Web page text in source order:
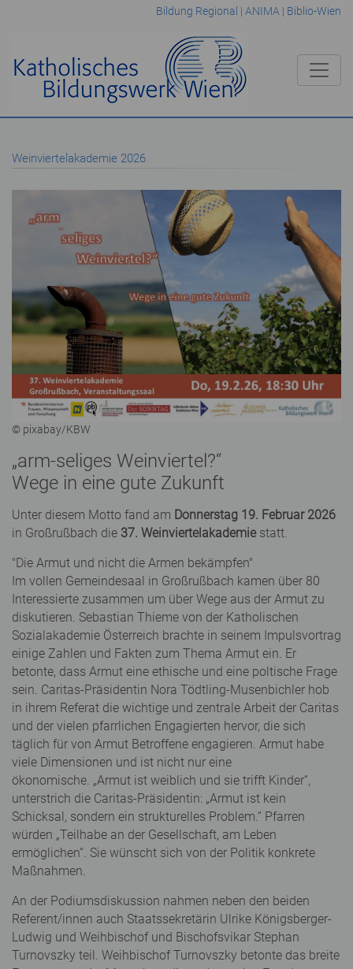
Bildung Regional | ANIMA | Biblio-Wien
Weinviertelakademie 2026
© pixabay/KBW
„arm-seliges Weinviertel?“
Wege in eine gute Zukunft
Unter diesem Motto fand am Donnerstag 19. Februar 2026
in Großrußbach die 37. Weinviertelakademiestatt.
"Die Armut und nicht die Armen bekämpfen"
Im vollen Gemeindesaal in Großrußbach kamen über 80
Interessierte zusammen um über Wege aus der Armut zu
diskutieren. Sebastian Thieme von der Katholischen
Sozialakademie Österreich brachte in seinem Impulsvortrag
einige Zahlen und Fakten zum Thema Armut ein. Er
betonte, dass Armut eine ethische und eine poltische Frage
sein. Caritas-Präsidentin Nora Tödtling-Musenbichler hob
in ihrem Referat die wichtige und zentrale Arbeit der Caritas
und der vielen pfarrlichen Engagierten hervor, die sich
täglich für von Armut Betroffene engagieren. Armut habe
viele Dimensionen und ist nicht nur eine
ökonomische. „Armut ist weiblich und sie trifft Kinder“,
unterstrich die Caritas-Präsidentin: „Armut ist kein
Schicksal, sondern ein strukturelles Problem.“ Pfarren
würden „Teilhabe an der Gesellschaft, am Leben
ermöglichen“. Sie wünscht sich von der Politik konkrete
Maßnahmen.
An der Podiumsdiskussion nahmen neben den beiden
Referent/innen auch Staatssekretärin Ulrike Königsberger-
Ludwig und Weihbischof und Bischofsvikar Stephan
Turnovszky teil. Weihbischof Turnovszky betonte das breite